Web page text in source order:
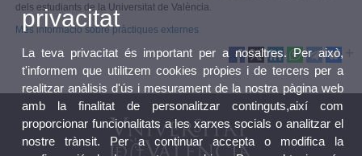
dels estudiants de la Universitat de València.
Més informació sobre pràctiques externes
privacitat
La teva privacitat és important per a nosaltres. Per això,
t'informem que utilitzem cookies pròpies i de tercers per a
realitzar anàlisis d'ús i mesurament de la nostra pàgina web
amb la finalitat de personalitzar continguts,així com
proporcionar funcionalitats a les xarxes socials o analitzar el
nostre trànsit. Per a continuar accepta o modifica la